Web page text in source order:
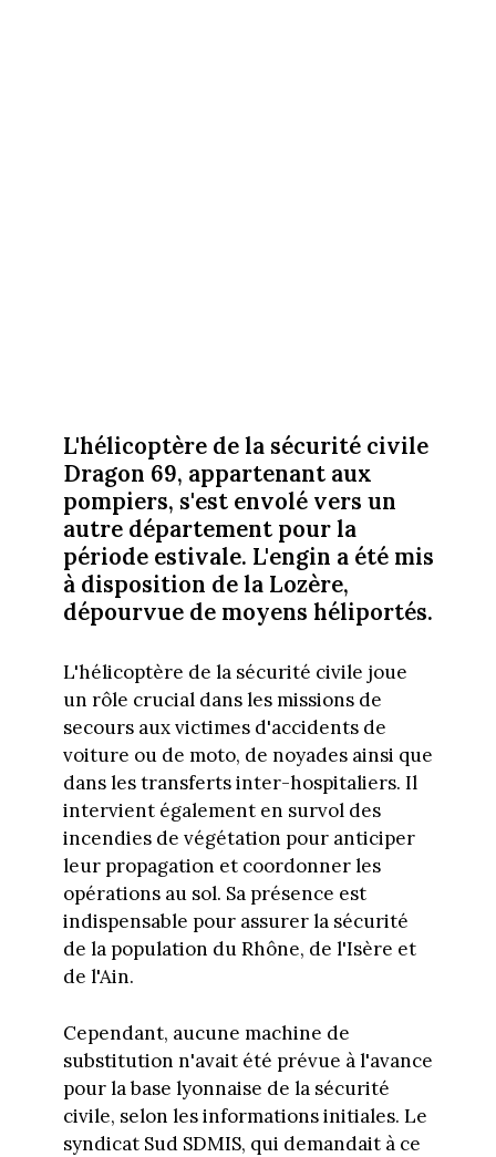
L'hélicoptère de la sécurité civile
Dragon 69, appartenant aux
pompiers, s'est envolé vers un
autre département pour la
période estivale. L'engin a été mis
à disposition de la Lozère,
dépourvue de moyens héliportés.
L'hélicoptère de la sécurité civile joue
un rôle crucial dans les missions de
secours aux victimes d'accidents de
voiture ou de moto, de noyades ainsi que
dans les transferts inter-hospitaliers. Il
intervient également en survol des
incendies de végétation pour anticiper
leur propagation et coordonner les
opérations au sol. Sa présence est
indispensable pour assurer la sécurité
de la population du Rhône, de l'Isère et
de l'Ain.
Cependant, aucune machine de
substitution n'avait été prévue à l'avance
pour la base lyonnaise de la sécurité
civile, selon les informations initiales. Le
syndicat Sud SDMIS, qui demandait à ce